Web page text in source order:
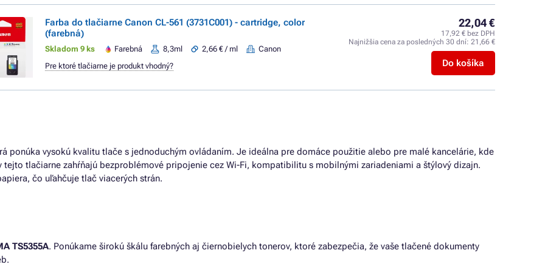
Farba do tlačiarne Canon CL-561 (3731C001) - cartridge, color
(farebná)
Skladom 9 ks Farebná 8,3ml 2,66 € / ml Canon
22,04 €
17,92 € bez DPH
Najnižšia cena za posledných 30 dní: 21,66 €
Do košíka
Pre ktoré tlačiarne je produkt vhodný?
ponúka vysokú kvalitu tlače s jednoduchým ovládaním. Je ideálna pre domáce použitie alebo pre malé kancelárie, kde
tlačiarne zahŕňajú bezproblémové pripojenie cez Wi-Fi, kompatibilitu s mobilnými zariadeniami a štýlový dizajn.
čo uľahčuje tlač viacerých strán.
TS5355A. Ponúkame širokú škálu farebných aj čiernobielych tonerov, ktoré zabezpečia, že vaše tlačené dokumenty